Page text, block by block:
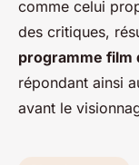
comme celui
des critiques,
programme film
répondant ainsi
avant le